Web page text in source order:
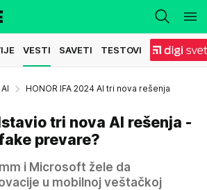
VESTI SAVETI TESTOVI
AI HONOR IFA 2024 AI tri nova rešenja
tri nova AI rešenja -
prevare?
i Microsoft žele da
u mobilnoj veštačkoj